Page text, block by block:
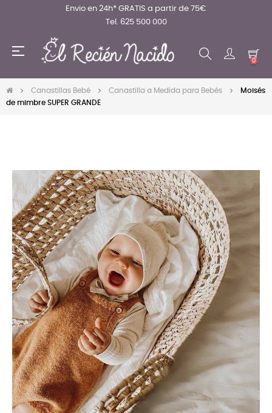
Envio en 24h* GRATIS a partir de 75€
Tel. 625 500 000
Navegación
☰
0
Canastillas Bebé Canastilla a Medida para Bebés
Moisés
de mimbre SUPER GRANDE